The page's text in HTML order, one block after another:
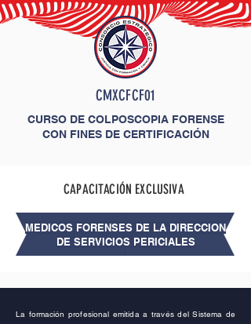
CMXCFCF01
CURSO DE COLPOSCOPIA FORENSE
CON FINES DE CERTIFICACIÓN
CAPACITACIÓN EXCLUSIVA
MEDICOS FORENSES DE LA DIRECCION
DE SERVICIOS PERICIALES
La formación profesional emitida a través del Sistema de